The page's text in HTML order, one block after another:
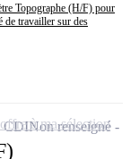
Topographe (H/F) pour
de travailler sur des
CDINon renseigné
à ma sélection